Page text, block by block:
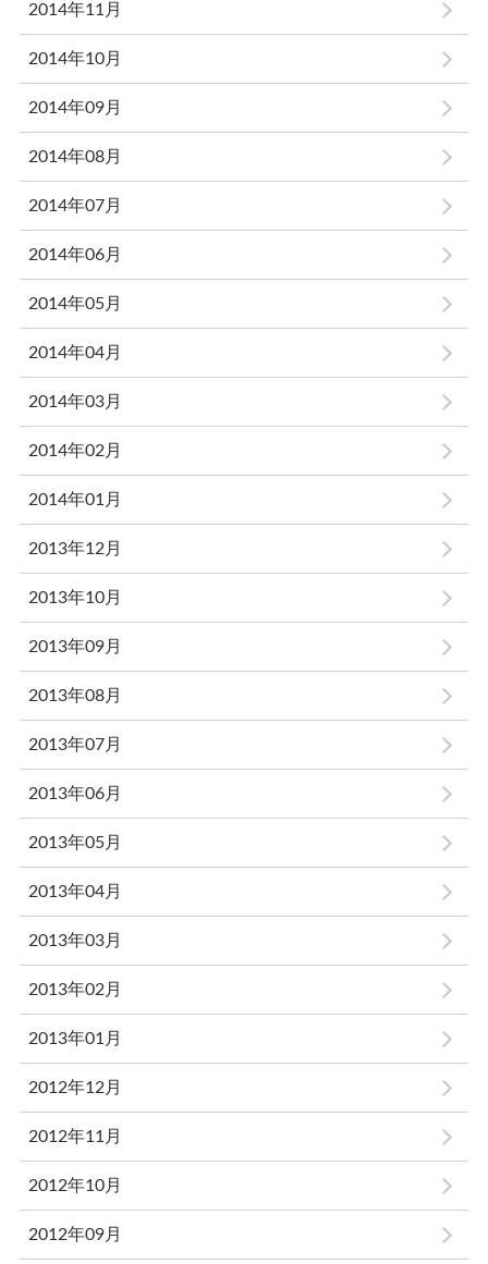
2014年11月
2014年10月
2014年09月
2014年08月
2014年07月
2014年06月
2014年05月
2014年04月
2014年03月
2014年02月
2014年01月
2013年12月
2013年10月
2013年09月
2013年08月
2013年07月
2013年06月
2013年05月
2013年04月
2013年03月
2013年02月
2013年01月
2012年12月
2012年11月
2012年10月
2012年09月